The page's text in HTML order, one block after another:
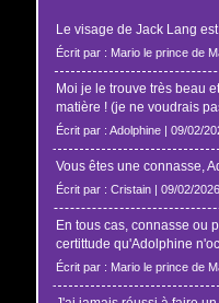
Le visage de Jack Lang
Écrit par : Mario le prince de
Moi je le trouve très beau
matière ! (je ne voudrais
Écrit par : Adolphine | 09/02/
Vous êtes une connasse,
Écrit par : Cristain | 09/02/2026
En tous cas, connasse ou
certittude qu'Adolphine
Écrit par : Mario le prince de